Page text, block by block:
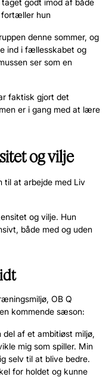
godt imod af både
fortæller hun
denne sommer, og
ind i fællesskabet og
ser som en
faktisk gjort det
er i gang med at lære
og vilje
til at arbejde med Liv
og vilje. Hun
både med og uden
OB Q
kommende sæson:
af et ambitiøst miljø,
mig som spiller. Min
selv til at blive bedre.
for holdet og kunne